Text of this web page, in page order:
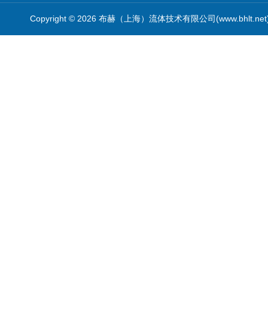
Copyright © 2026 布赫（上海）流体技术有限公司